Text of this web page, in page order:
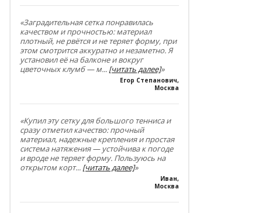
«Заградительная сетка понравилась
качеством и прочностью: материал
плотный, не рвётся и не теряет форму, при
этом смотрится аккуратно и незаметно. Я
установил её на балконе и вокруг
цветочных клумб — м... [читать далее]»
Егор Степанович,
Москва
«Купил эту сетку для большого тенниса и
сразу отметил качество: прочный
материал, надежные крепления и простая
система натяжения — устойчива к погоде
и вроде не теряет форму. Пользуюсь на
открытом корт... [читать далее]»
Иван,
Москва